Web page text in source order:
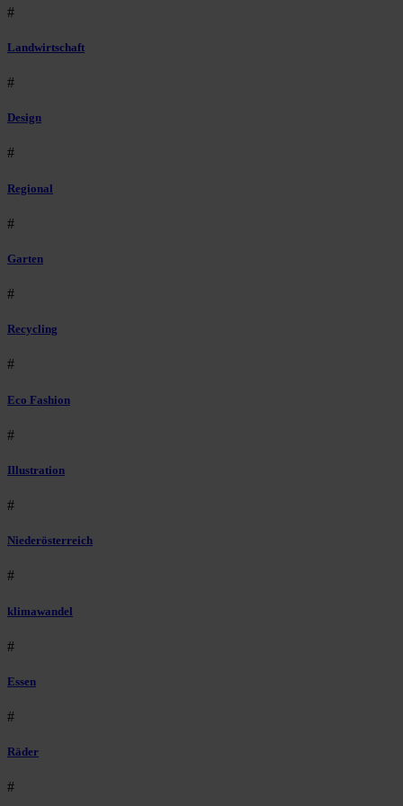
#
Landwirtschaft
#
Design
#
Regional
#
Garten
#
Recycling
#
Eco Fashion
#
Illustration
#
Niederösterreich
#
klimawandel
#
Essen
#
Räder
#